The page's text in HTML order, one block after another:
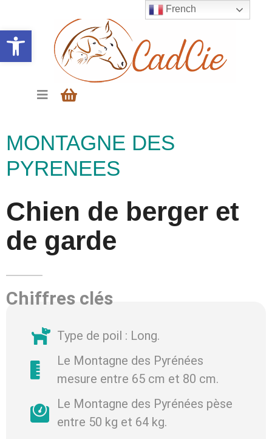
Ouvrir la barre d’outils
MONTAGNE DES
PYRENEES
Chien de berger et
de garde
Chiffres clés
Type de poil : Long.
Le Montagne des Pyrénées
mesure entre 65 cm et 80 cm.
Le Montagne des Pyrénées pèse
entre 50 kg et 64 kg.
French